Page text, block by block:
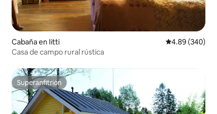
Cabaña en Iitti Calificación
4.89 (340)
Casa de campo rural rústica
Superanfitrión
Superanfitrión